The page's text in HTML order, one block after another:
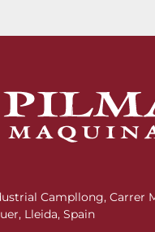
Campllong, Carrer
Lleida, Spain